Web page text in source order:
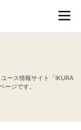
ース情報サイト「IKURA
ージです。